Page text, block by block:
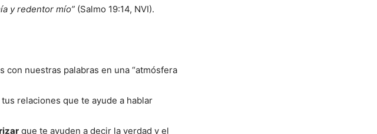
y redentor mío” (Salmo 19:14, NVI).
nuestras palabras en una “atmósfera
relaciones que te ayude a hablar
que te ayuden a decir la verdad y el